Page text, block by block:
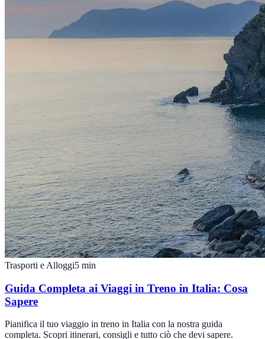
Trasporti e Alloggi5 min
Guida Completa ai Viaggi in Treno in Italia: Cosa
Sapere
Pianifica il tuo viaggio in treno in Italia con la nostra guida
completa. Scopri itinerari, consigli e tutto ciò che devi sapere.